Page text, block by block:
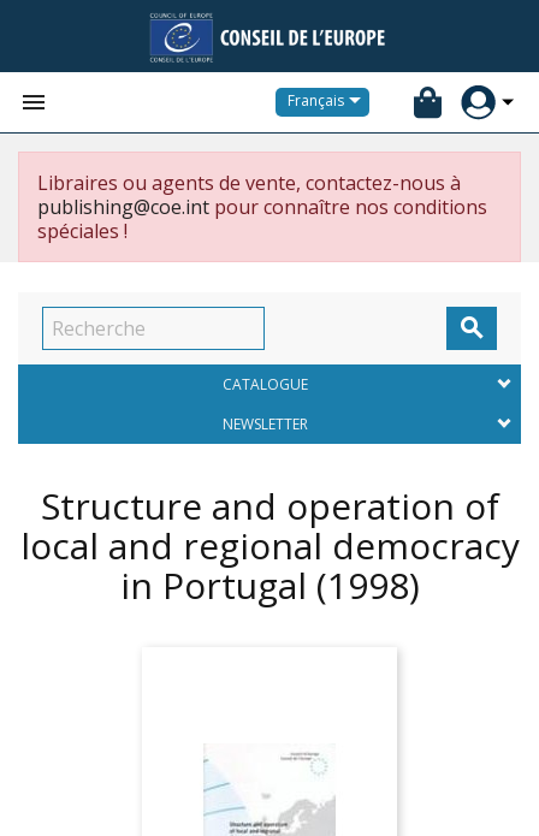
 Français
Libraires ou agents de vente, contactez-nous à
publishing@coe.int pour connaître nos conditions
spéciales !

CATALOGUE
NEWSLETTER
Structure and operation of
local and regional democracy
in Portugal (1998)